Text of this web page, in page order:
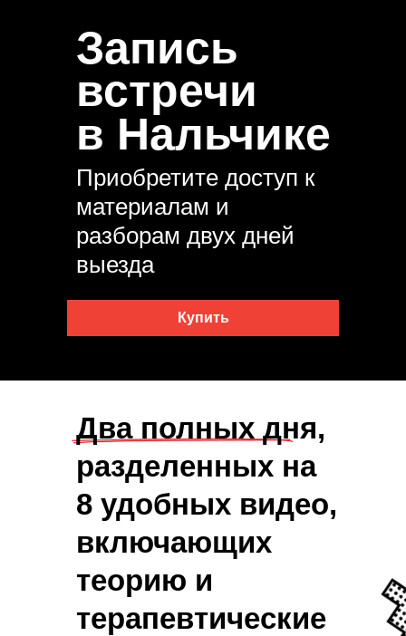
Запись
встречи
Приобретите доступ к
материалам и
разборам двух дней
выезда
в Нальчике
Купить
Два полных дня,
разделенных на
8 удобных видео,
включающих
теорию и
терапевтические